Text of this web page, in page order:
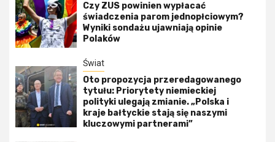
Czy ZUS powinien wypłacać
świadczenia parom jednopłciowym?
Wyniki sondażu ujawniają opinie
Polaków
Świat
Oto propozycja przeredagowanego
tytułu: Priorytety niemieckiej
polityki ulegają zmianie. „Polska i
kraje bałtyckie stają się naszymi
kluczowymi partnerami”